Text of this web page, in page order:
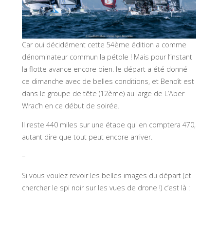
Car oui décidément cette 54ème édition a comme
dénominateur commun la pétole ! Mais pour l’instant
la flotte avance encore bien. le départ a été donné
ce dimanche avec de belles conditions, et Benoît est
dans le groupe de tête (12ème) au large de L’Aber
Wrac’h en ce début de soirée.
Il reste 440 miles sur une étape qui en comptera 470,
autant dire que tout peut encore arriver.
–
Si vous voulez revoir les belles images du départ (et
chercher le spi noir sur les vues de drone !) c’est là :